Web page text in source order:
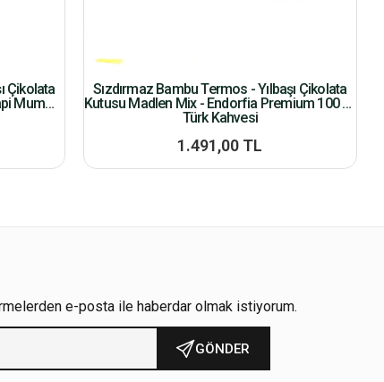
Çikolata
Mum
Sızdırmaz Bambu Termos - Yılbaşı Çikolata
Kutusu Madlen Mix - Endorfia Premium 100 Gr
Türk Kahvesi
1.491,00 TL
e-posta ile haberdar olmak istiyorum.
GÖNDER